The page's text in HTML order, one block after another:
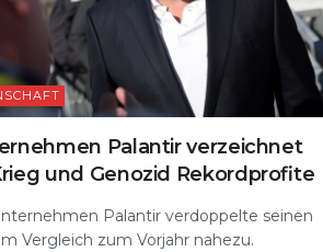
Palantir verzeichnet
und Genozid Rekordprofite
Palantir verdoppelte seinen
Vergleich zum Vorjahr nahezu.